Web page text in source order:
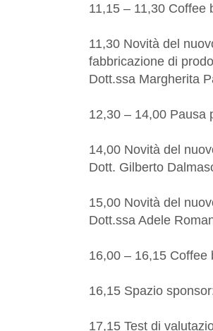
11,15 – 11,30 Coffee
11,30 Novità del
fabbricazione di
Dott.ssa Margherita
12,30 – 14,00 Pausa
14,00 Novità del
Dott. Gilberto
15,00 Novità del
Dott.ssa Adele
16,00 – 16,15 Coffee
16,15 Spazio
17,15 Test di